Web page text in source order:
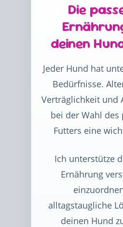
Die
deinen
Jeder Hund hat
Bedürfnisse.
Verträglichkeit und
bei der Wahl des
Futters eine
Ich unterstütze
Ernährung
alltagstaugliche
deinen Hund